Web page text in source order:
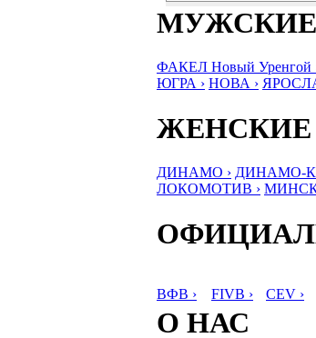
ФАКЕЛ Новый Уренгой
ЮГРА › НОВА ›
ДИНАМО › ДИНАМО-
ЛОКОМОТИВ › МИНСК
ВФВ › FIVB › CEV ›
О НАС